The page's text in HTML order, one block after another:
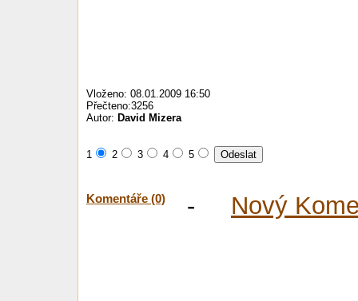
Vloženo: 08.01.2009 16:50
Přečteno:3256
Autor: David Mizera
1 2 3 4 5
Komentáře (0) - Nový